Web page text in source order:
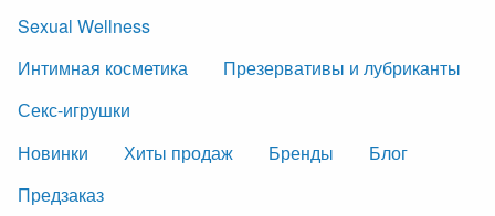
Sexual Wellness
Интимная косметика
Презервативы и лубриканты
Секс-игрушки
Новинки
Хиты продаж Бренды
Блог
Предзаказ